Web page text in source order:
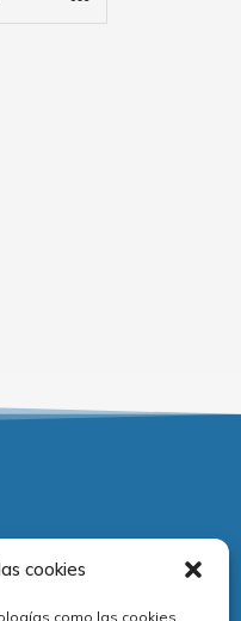
cookies
como las cookies